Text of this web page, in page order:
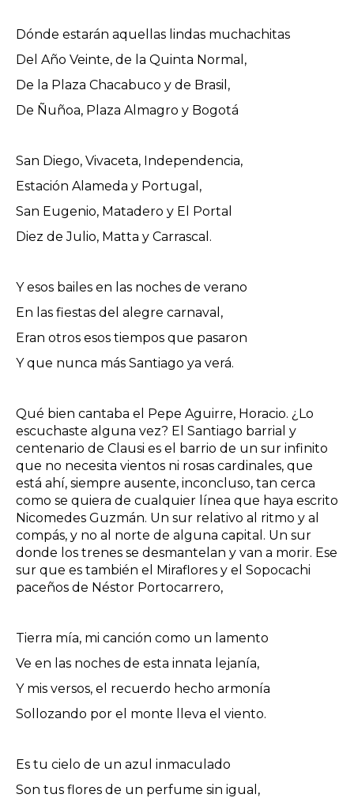
Dónde estarán aquellas lindas muchachitas
Del Año Veinte, de la Quinta Normal,
De la Plaza Chacabuco y de Brasil,
De Ñuñoa, Plaza Almagro y Bogotá
San Diego, Vivaceta, Independencia,
Estación Alameda y Portugal,
San Eugenio, Matadero y El Portal
Diez de Julio, Matta y Carrascal.
Y esos bailes en las noches de verano
En las fiestas del alegre carnaval,
Eran otros esos tiempos que pasaron
Y que nunca más Santiago ya verá.
Qué bien cantaba el Pepe Aguirre, Horacio. ¿Lo
escuchaste alguna vez? El Santiago barrial y
centenario de Clausi es el barrio de un sur infinito
que no necesita vientos ni rosas cardinales, que
está ahí, siempre ausente, inconcluso, tan cerca
como se quiera de cualquier línea que haya escrito
Nicomedes Guzmán. Un sur relativo al ritmo y al
compás, y no al norte de alguna capital. Un sur
donde los trenes se desmantelan y van a morir. Ese
sur que es también el Miraflores y el Sopocachi
paceños de Néstor Portocarrero,
Tierra mía, mi canción como un lamento
Ve en las noches de esta innata lejanía,
Y mis versos, el recuerdo hecho armonía
Sollozando por el monte lleva el viento.
Es tu cielo de un azul inmaculado
Son tus flores de un perfume sin igual,